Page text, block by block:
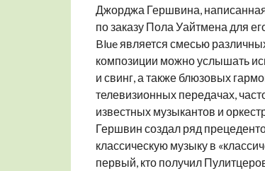
Джорджа Гершвина,
по заказу Пола Уайтмена для
Blue является смесью
композиции можно услышать
и свинг, а также блюзовых
телевизионных передачах,
известных музыкантов и
Гершвин создал ряд
классическую музыку в
первый, кто получил